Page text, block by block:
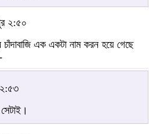
২:৫০
এক একটা নাম করন হয়ে গেছে